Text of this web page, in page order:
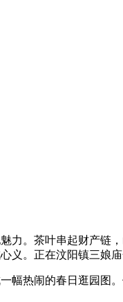
。茶叶串起财产链
义。正在汶阳镇三娘庙
闹的春日逛园图。